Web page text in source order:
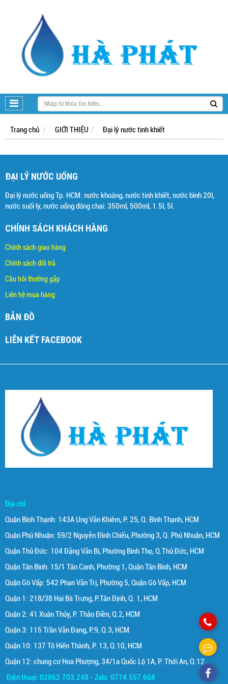
Trang chủ GIỚI THIỆU Đại lý nước tinh khiết
ĐẠI LÝ NƯỚC UỐNG
Đại lý nước uống Tp. HCM: nước khoáng, nước tinh khiết, nước bình 20l,
nước suối ly, nước uống đóng chai: 350ml, 500ml, 1.5l, 5l.
CHÍNH SÁCH KHÁCH HÀNG
Chính sách giao hàng
Chính sách đổi trả
Câu hỏi thường gặp
Liên hệ mua hàng
BẢN ĐỒ
LIÊN KẾT FACEBOOK
Địa chỉ:
Quận Bình Thạnh: 143A Ung Văn Khiêm, P. 25, Q. Bình Thạnh, HCM
Quận Phú Nhuận: 59/2 Nguyễn Đình Chiểu, Phường 3, Q. Phú Nhuận, HCM
Quận Thủ Đức: 104 Đặng Văn Bi, Phường Bình Thọ, Q.Thủ Đức, HCM
Quận Tân Bình: 15/1 Tân Canh, Phường 1, Quận Tân Bình, HCM
Quận Gò Vấp: 542 Phan Văn Trị, Phường 5, Quận Gò Vấp, HCM
Quận 1: 218/38 Hai Bà Trưng, P.Tân Định, Q. 1, HCM
Quận 2: 41 Xuân Thủy, P. Thảo Điền, Q.2, HCM
Quận 3: 115 Trần Văn Đang, P.9, Q.3, HCM
Quận 10: 137 Tô Hiến Thành, P. 13, Q.10, HCM
Quận 12: chung cư Hoa Phượng, 34/1a Quốc Lộ 1A, P. Thới An, Q.12
Điện thoại: 02862.703.248 - Zalo: 0774.557.668